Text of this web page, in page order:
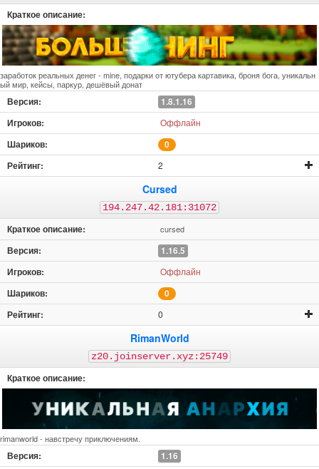
заработок реальных денег - mine, подарки от ютубера картавика, броня бога, уникальн
ый мир, кейсы, паркур, дешёвый донат
1.8.1.16
Оффлайн
0
2
Cursed
194.247.42.181:31072
cursed
1.16.5
Оффлайн
0
0
RimanWorld
z20.joinserver.xyz:25749
rimanworld - навстречу приключениям.
1.16